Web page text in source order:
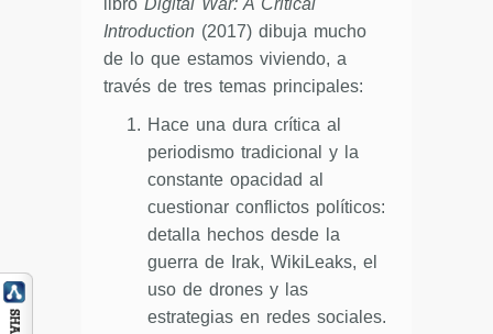
libro Digital War: A Critical
Introduction (2017) dibuja mucho
de lo que estamos viviendo, a
través de tres temas principales:
Hace una dura crítica al
periodismo tradicional y la
constante opacidad al
cuestionar conflictos políticos:
detalla hechos desde la
guerra de Irak, WikiLeaks, el
uso de drones y las
estrategias en redes sociales.